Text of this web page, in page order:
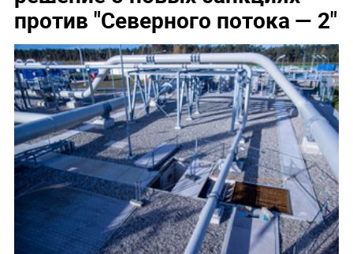
против "Северного потока — 2"